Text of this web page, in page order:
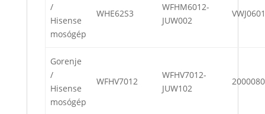
/
Hisense
mosógép
WHE62S3
WFHM6012-
JUW002
Gorenje
/
Hisense
mosógép
WFHV7012
WFHV7012-
JUW102